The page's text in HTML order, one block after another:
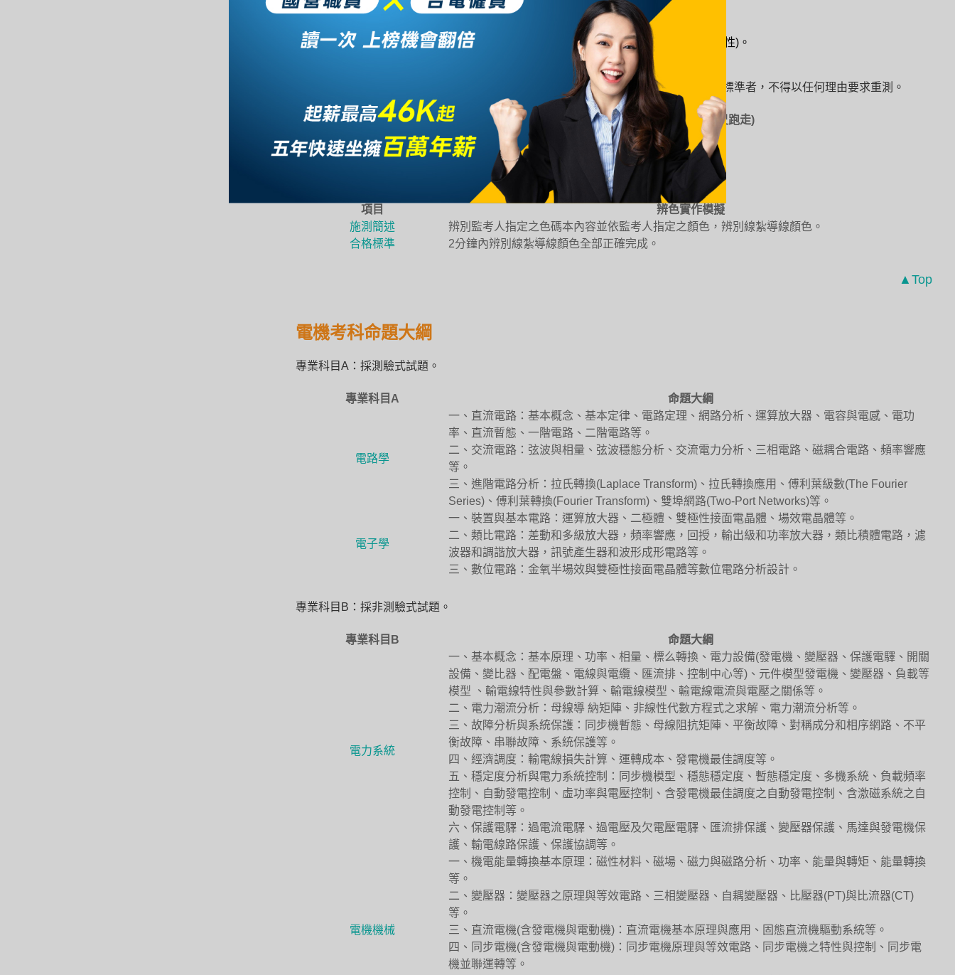
儀態：20 分(包括禮貌、態度、舉止)。
才識：60 分(包括志趣、領導、問題判斷、分析、專業知識、專業技術與經驗工作適應性)。
電機類別現場測試項目包括體適能測試、辨色實作模擬等3項，現場測試項目未達合格標準者，不得以任何理由要求重測。
項目
體適能測試(400公尺跑走)
施測簡述
400公尺跑走(不限於運動跑道施測)
1.男性2分30秒內完成。
2.女性3分鐘內完成。
項目
辨色實作模擬
施測簡述
辨別監考人指定之色碼本內容並依監考人指定之顏色，辨別線紮導線顏色。
合格標準
2分鐘內辨別線紮導線顏色全部正確完成。
▲Top
電機考科命題大綱
專業科目A：採測驗式試題。
專業科目A 命題大綱
電路學
一、直流電路：基本概念、基本定律、電路定理、網路分析、運算放大器、電容與電感、電功
率、直流暫態、一階電路、二階電路等。
二、交流電路：弦波與相量、弦波穩態分析、交流電力分析、三相電路、磁耦合電路、頻率響應
等。
三、進階電路分析：拉氏轉換(Laplace Transform)、拉氏轉換應用、傅利葉級數(The Fourier
Series)、傅利葉轉換(Fourier Transform)、雙埠網路(Two-Port Networks)等。
電子學
一、裝置與基本電路：運算放大器、二極體、雙極性接面電晶體、場效電晶體等。
二、類比電路：差動和多級放大器，頻率響應，回授，輸出級和功率放大器，類比積體電路，濾
波器和調諧放大器，訊號產生器和波形成形電路等。
三、數位電路：金氧半場效與雙極性接面電晶體等數位電路分析設計。
專業科目B：採非測驗式試題。
專業科目B 命題大綱
電力系統
一、基本概念：基本原理、功率、相量、標么轉換、電力設備(發電機、變壓器、保護電驛、開關
設備、變比器、配電盤、電線與電纜、匯流排、控制中心等)、元件模型發電機、變壓器、負載等
模型 、輸電線特性與參數計算、輸電線模型、輸電線電流與電壓之關係等。
二、電力潮流分析：母線導 納矩陣、非線性代數方程式之求解、電力潮流分析等。
三、故障分析與系統保護：同步機暫態、母線阻抗矩陣、平衡故障、對稱成分和相序網路、不平
衡故障、串聯故障、系統保護等。
四、經濟調度：輸電線損失計算、運轉成本、發電機最佳調度等。
五、穩定度分析與電力系統控制：同步機模型、穩態穩定度、暫態穩定度、多機系統、負載頻率
控制、自動發電控制、虛功率與電壓控制、含發電機最佳調度之自動發電控制、含激磁系統之自
動發電控制等。
六、保護電驛：過電流電驛、過電壓及欠電壓電驛、匯流排保護、變壓器保護、馬達與發電機保
護、輸電線路保護、保護協調等。
電機機械
一、機電能量轉換基本原理：磁性材料、磁場、磁力與磁路分析、功率、能量與轉矩、能量轉換
等。
二、變壓器：變壓器之原理與等效電路、三相變壓器、自耦變壓器、比壓器(PT)與比流器(CT)
等。
三、直流電機(含發電機與電動機)：直流電機基本原理與應用、固態直流機驅動系統等。
四、同步電機(含發電機與電動機)：同步電機原理與等效電路、同步電機之特性與控制、同步電
機並聯運轉等。